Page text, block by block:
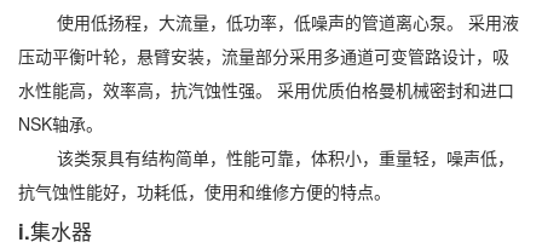
使用低扬程，大流量，低功率，低噪声的管道离心泵。 采用液
压动平衡叶轮，悬臂安装，流量部分采用多通道可变管路设计，吸
水性能高，效率高，抗汽蚀性强。 采用优质伯格曼机械密封和进口
NSK轴承。
该类泵具有结构简单，性能可靠，体积小，重量轻，噪声低，
抗气蚀性能好，功耗低，使用和维修方便的特点。
i.集水器